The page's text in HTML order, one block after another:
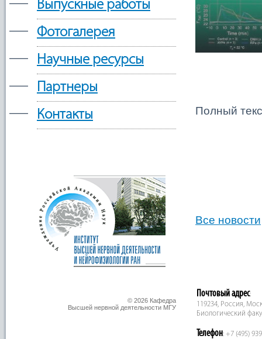
Выпускные работы
— Фотогалерея
— Научные ресурсы
— Партнеры
— Контакты Полный
Все новости
© 2026 Кафедра
Высшей нервной деятельности МГУ
Почтовый адрес:
119234, Россия,
Биологический
Телефон: +7 (495)